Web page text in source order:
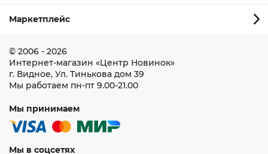
Маркетплейс
© 2006 - 2026
Интернет-магазин «Центр Новинок»
г. Видное, Ул. Тинькова дом 39
Мы работаем пн-пт 9.00-21.00
Мы принимаем
Мы в соцсетях